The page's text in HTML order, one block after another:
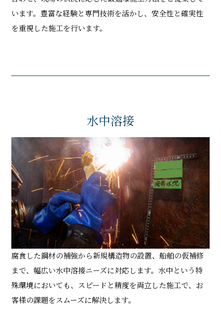
います。豊富な経験と専門技術を活かし、安全性と確実性
を重視した施工を行います。
水中溶接
腐食した鋼材の補強から新規構造物の設置、船舶の仮補修
まで、幅広い水中溶接ニーズに対応します。水中という特
殊環境においても、スピードと精度を両立した施工で、お
客様の課題をスムーズに解決します。